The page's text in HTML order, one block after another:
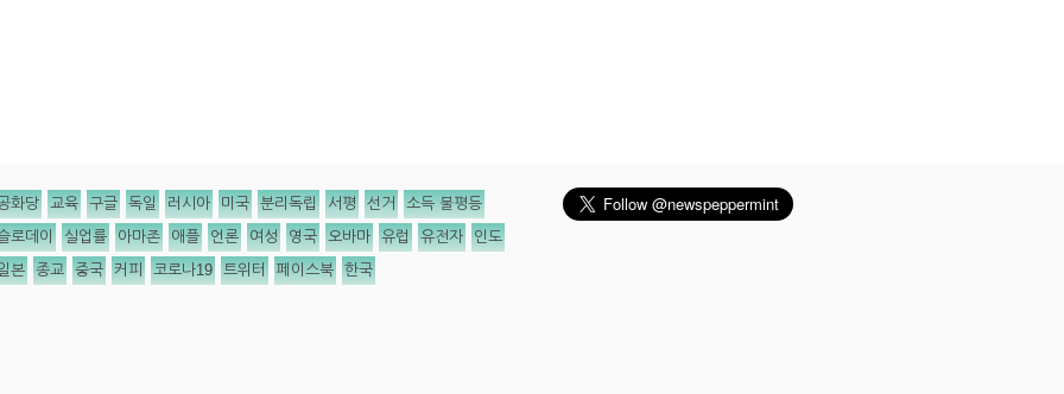
화당 교육 구글 독일 러시아 미국 분리독립 서평 선거 소득 불평등
로데이 실업률 아마존 애플 언론 여성 영국 오바마 유럽 유전자 인도
본 종교 중국 커피 코로나19 트위터 페이스북 한국